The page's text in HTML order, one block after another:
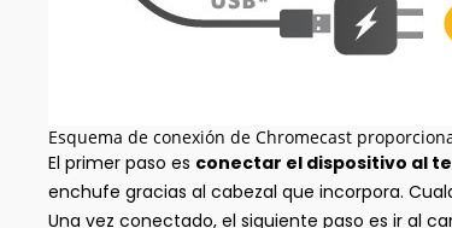
Esquema de conexión de Chromecast
El primer paso es conectar el dispositivo al
enchufe gracias al cabezal que incorpora.
Una vez conectado, el siguiente paso es ir al